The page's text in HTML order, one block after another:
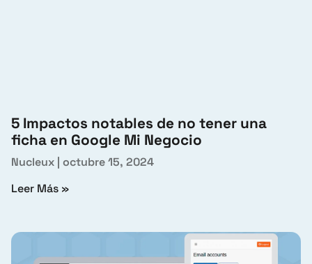
5 Impactos notables de no tener una
ficha en Google Mi Negocio
Nucleux octubre 15, 2024
Leer Más »